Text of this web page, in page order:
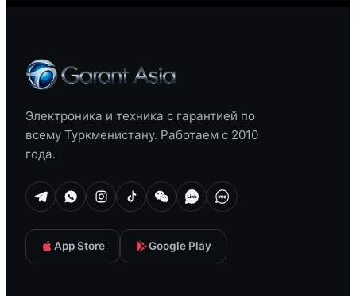
Электроника и техника с гарантией по
всему Туркменистану. Работаем с 2010
года.
App Store Google Play